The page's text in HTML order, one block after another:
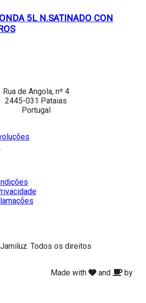
5L N.SATINADO CON
Rua de Angola, nº 4
2445-031 Pataias
Portugal
Todos os direitos
Made with
and
by